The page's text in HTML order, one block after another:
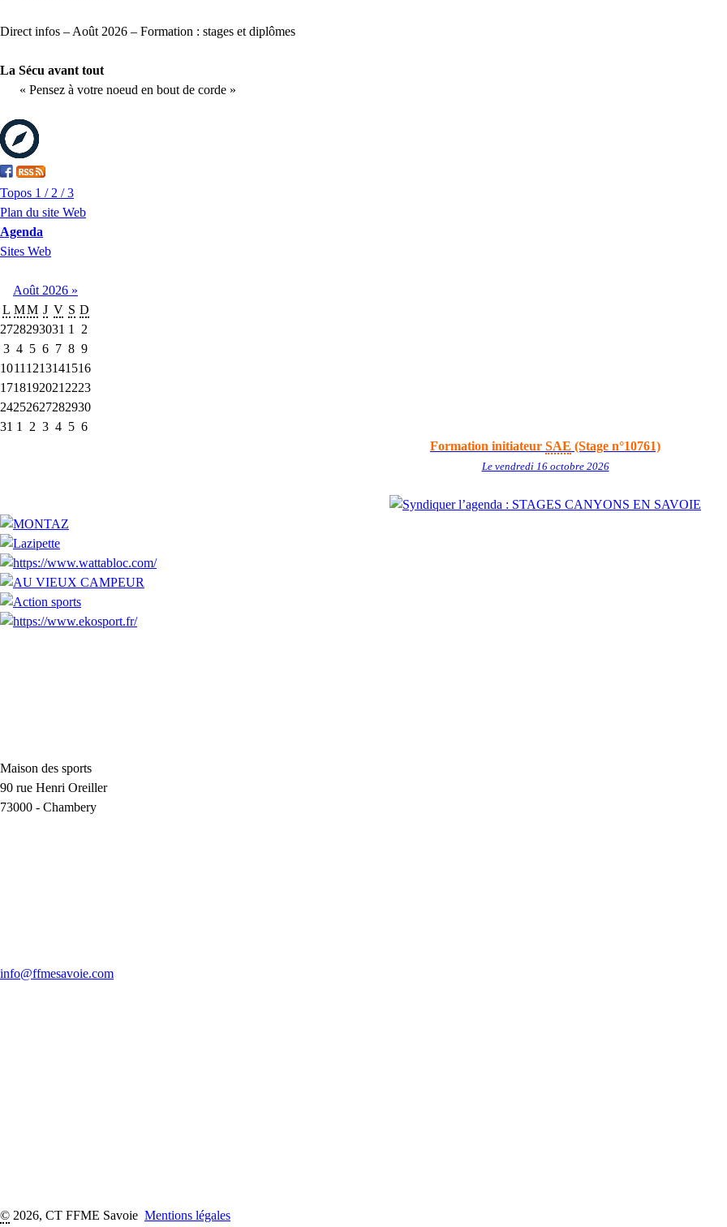
Direct infos – Août 2026 – Formation : stages et diplômes
La Sécu avant tout
« Pensez à votre noeud en bout de corde »
Topos 1 / 2 / 3
Plan du site Web
Agenda
Sites Web
Août 2026 »
L MM J V S D
2728293031 1
2
3 4 5 6 7 8 9
1011 1213141516
1718192021 2223
24252627282930
31 1 2 3 4 5 6
Formation initiateur SAE (Stage n°10761)
Le vendredi 16 octobre 2026
Maison des sports
90 rue Henri Oreiller
73000 - Chambery
info@ffmesavoie.com
© 2026, CT FFME Savoie Mentions légales